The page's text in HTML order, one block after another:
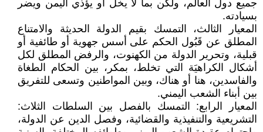
جميع دول العالم، ولكن بما لا يخل أو يؤذي اليمن ويضر
بسيادته.
المعيار الثالث، التمسك بقيم الدولة الحديثة والامتناع
المطلق عن قَبُول الحكم على أسس جهوية أو طائفية أو
قبلية، وتحرير الدولة من الكهنوت، والرفض المطلق لكل
أشكال الكراهيَة التي تخلط، بمكر، بين الحكام الطغاة
والفاسدين، هنا أو هناك، وبين المواطنين وتسعى للتفريق
بين أبناء الشعب اليمني.
المعيار الرابع: التمسك بالفصل بين السلطات الثلاث:
التشريعية والتنفيذية والقضائية، وفصل الدين عن الدولة،